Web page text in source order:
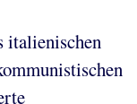
italienischen